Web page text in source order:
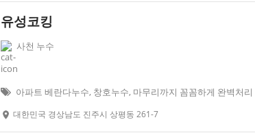
유성코킹
사천 누수
아파트 베란다누수, 창호누수, 마무리까지 꼼꼼하게 완벽처리
대한민국 경상남도 진주시 상평동 261-7